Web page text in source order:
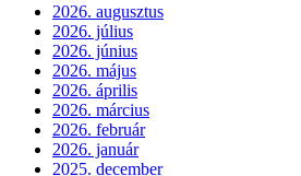
2026. augusztus
2026. július
2026. június
2026. május
2026. április
2026. március
2026. február
2026. január
2025. december